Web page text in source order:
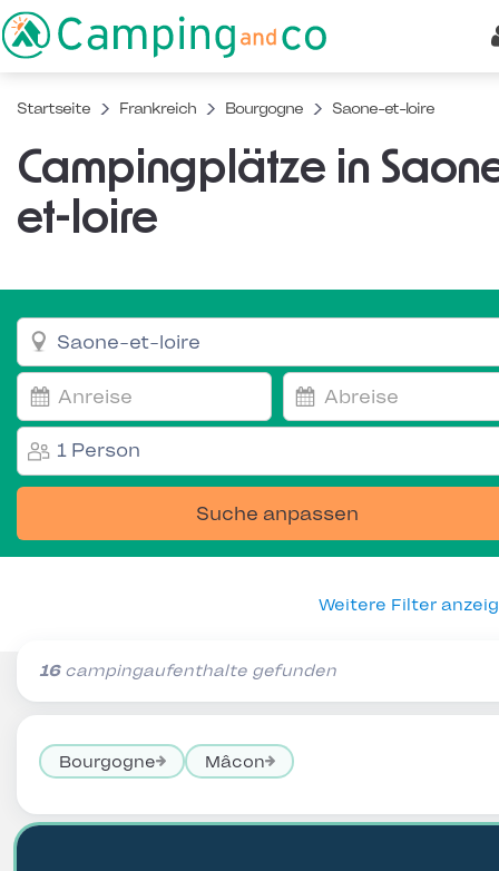
Startseite Frankreich Bourgogne Saone-et-loire
Campingplätze in
et-loire
1 Person
Suche anpassen
Weitere Filter
16campingaufenthalte gefunden
Bourgogne Mâcon